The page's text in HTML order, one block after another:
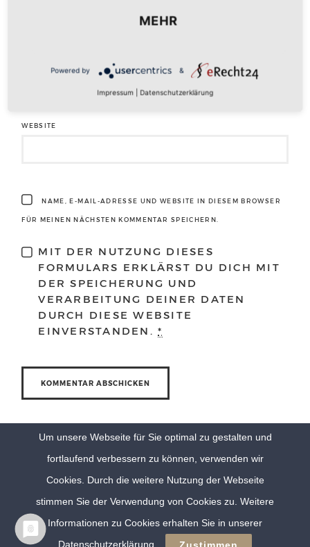
E-MAIL-ADRESSE
WEBSITE
NAME, E-MAIL-ADRESSE UND WEBSITE IN DIESEM BROWSER
FÜR MEINEN NÄCHSTEN KOMMENTAR SPEICHERN.
MIT DER NUTZUNG DIESES
FORMULARS ERKLÄRST DU DICH MIT
DER SPEICHERUNG UND
VERARBEITUNG DEINER DATEN
DURCH DIESE WEBSITE
EINVERSTANDEN.*
© Eva Berten Photography |
Um unsere Webseite für Sie optimal zu gestalten und
fortlaufend verbessern zu können, verwenden wir
Cookies. Durch die weitere Nutzung der Webseite
stimmen Sie der Verwendung von Cookies zu. Weitere
Informationen zu Cookies erhalten Sie in unserer
Datenschutzerklärung
MEHR
Powered by &
Impressum Datenschutzerklärung